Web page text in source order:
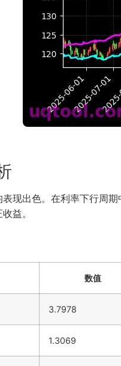
现出色。在利率下行周
益。
数值
3.7978
1.3069